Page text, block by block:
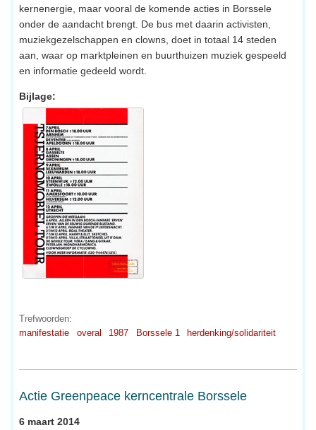
kernenergie, maar vooral de komende acties in Borssele
onder de aandacht brengt. De bus met daarin activisten,
muziekgezelschappen en clowns, doet in totaal 14 steden
aan, waar op marktpleinen en buurthuizen muziek gespeeld
en informatie gedeeld wordt.
Bijlage:
Trefwoorden:
manifestatie
overal 1987 Borssele 1 herdenking/solidariteit
Actie Greenpeace kerncentrale Borssele
6 maart 2014